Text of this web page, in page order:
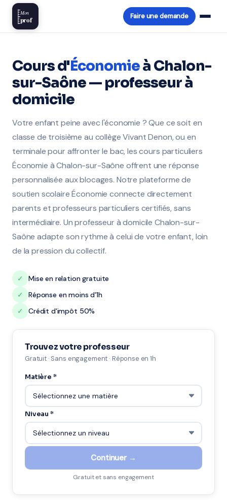
Mon
prof Faire une demande
Cours d'Économieà Chalon-
sur-Saône — professeur à
domicile
Votre enfant peine avec l'économie ? Que ce soit en
classe de troisième au collège Vivant Denon, ou en
terminale pour affronter le bac, les cours particuliers
Économie à Chalon-sur-Saône offrent une réponse
personnalisée aux blocages. Notre plateforme de
soutien scolaire Économie connecte directement
parents et professeurs particuliers certifiés, sans
intermédiaire. Un professeur à domicile Chalon-sur-
Saône adapte son rythme à celui de votre enfant, loin
de la pression du collectif.
✓
Mise en relation gratuite
✓
Réponse en moins d'1h
✓
Crédit d'impôt 50%
Trouvez votre professeur
Gratuit · Sans engagement · Réponse en 1h
Matière *
Niveau *
Continuer →
Gratuit et sans engagement